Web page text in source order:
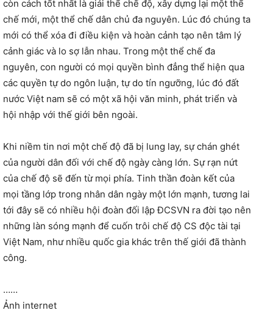
còn cách tốt nhất là giải thể chế độ, xây dựng lại một thể
chế mới, một thể chế dân chủ đa nguyên. Lúc đó chúng ta
mới có thể xóa đi điều kiện và hoàn cảnh tạo nên tâm lý
cảnh giác và lo sợ lẫn nhau. Trong một thể chế đa
nguyên, con người có mọi quyền bình đẳng thể hiện qua
các quyền tự do ngôn luận, tự do tín ngưỡng, lúc đó đất
nước Việt nam sẽ có một xã hội văn minh, phát triển và
hội nhập với thế giới bên ngoài.
Khi niềm tin nơi một chế độ đã bị lung lay, sự chán ghét
của người dân đối với chế độ ngày càng lớn. Sự rạn nứt
của chế độ sẽ đến từ mọi phía. Tinh thần đoàn kết của
mọi tầng lớp trong nhân dân ngày một lớn mạnh, tương lai
tới đây sẽ có nhiều hội đoàn đối lập ĐCSVN ra đời tạo nên
những làn sóng mạnh để cuốn trôi chế độ CS độc tài tại
Việt Nam, như nhiều quốc gia khác trên thế giới đã thành
công.
……
Ảnh internet